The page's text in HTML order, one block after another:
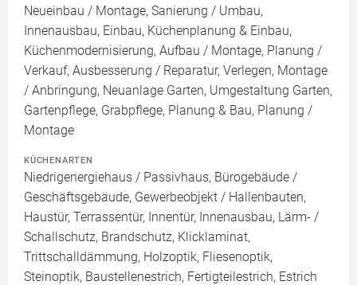
Neueinbau / Montage, Sanierung / Umbau,
Innenausbau, Einbau, Küchenplanung & Einbau,
Küchenmodernisierung, Aufbau / Montage, Planung /
Verkauf, Ausbesserung / Reparatur, Verlegen, Montage
/ Anbringung, Neuanlage Garten, Umgestaltung Garten,
Gartenpflege, Grabpflege, Planung & Bau, Planung /
Montage
KÜCHENARTEN
Niedrigenergiehaus / Passivhaus, Bürogebäude /
Geschäftsgebäude, Gewerbeobjekt / Hallenbauten,
Haustür, Terrassentür, Innentür, Innenausbau, Lärm- /
Schallschutz, Brandschutz, Klicklaminat,
Trittschalldämmung, Holzoptik, Fliesenoptik,
Steinoptik, Baustellenestrich, Fertigteilestrich, Estrich